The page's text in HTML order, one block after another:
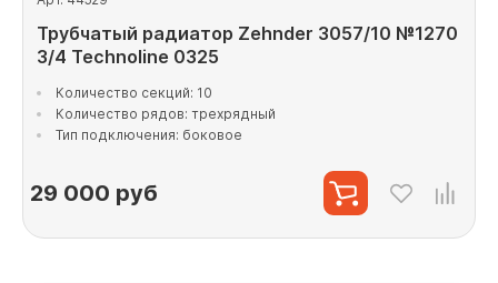
Трубчатый радиатор Zehnder 3057/10 №1270
3/4 Technoline 0325
Количество секций: 10
Количество рядов: трехрядный
Тип подключения: боковое
29 000 руб